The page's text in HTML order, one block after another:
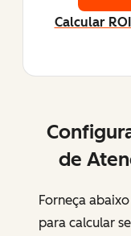
de
Forneça
para calcular
Calcular